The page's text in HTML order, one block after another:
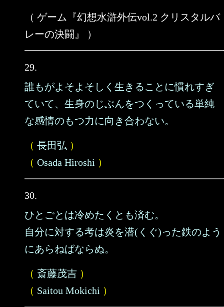
（ ゲーム『幻想水滸外伝vol.2 クリスタルバ
レーの決闘』 ）
29.
誰もがよそよそしく生きることに慣れすぎ
ていて、生身のじぶんをつくっている単純
な感情のもつ力に向き合わない。
（ 長田弘 ）
（ Osada Hiroshi ）
30.
ひとごとは冷めたくとも済む。
自分に対する考は炎を潜(くぐ)った鉄のよう
にあらねばならぬ。
（ 斎藤茂吉 ）
（ Saitou Mokichi ）